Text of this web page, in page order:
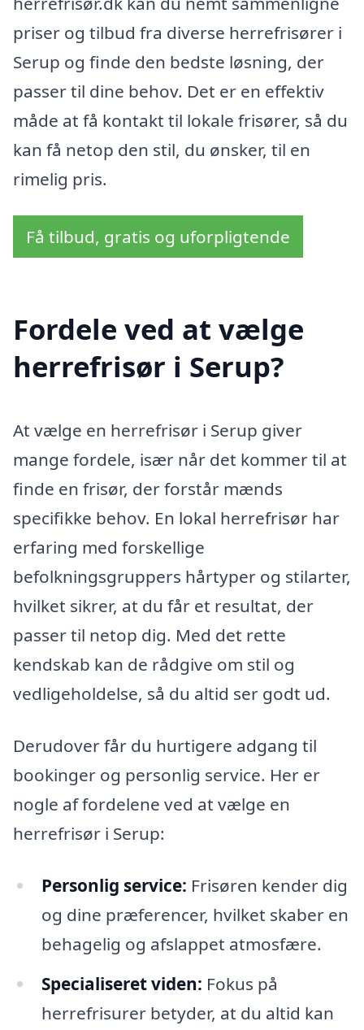
priser og tilbud fra diverse herrefrisører i
Serup og finde den bedste løsning, der
passer til dine behov. Det er en effektiv
måde at få kontakt til lokale frisører, så du
kan få netop den stil, du ønsker, til en
rimelig pris.
Få tilbud, gratis og uforpligtende
Fordele ved at vælge
herrefrisør i Serup?
At vælge en herrefrisør i Serup giver
mange fordele, især når det kommer til at
finde en frisør, der forstår mænds
specifikke behov. En lokal herrefrisør har
erfaring med forskellige
befolkningsgruppers hårtyper og stilarter,
hvilket sikrer, at du får et resultat, der
passer til netop dig. Med det rette
kendskab kan de rådgive om stil og
vedligeholdelse, så du altid ser godt ud.
Derudover får du hurtigere adgang til
bookinger og personlig service. Her er
nogle af fordelene ved at vælge en
herrefrisør i Serup:
Personlig service: Frisøren kender dig
og dine præferencer, hvilket skaber en
behagelig og afslappet atmosfære.
Specialiseret viden: Fokus på
herrefrisurer betyder, at du altid kan